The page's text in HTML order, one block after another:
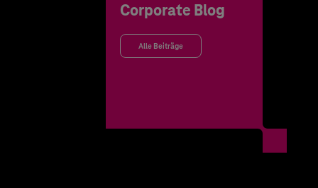
Corporate Blog
Alle Beiträge